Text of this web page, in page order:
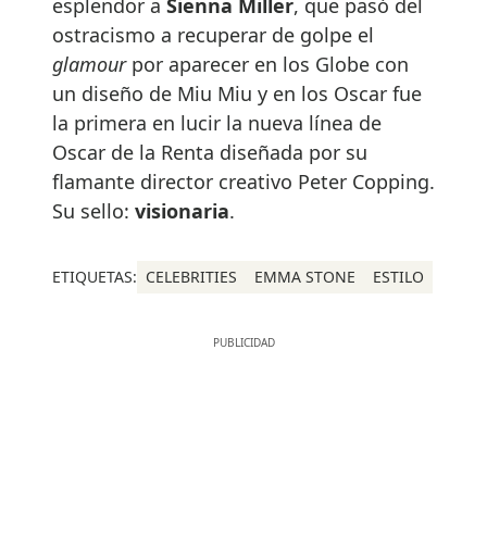
esplendor a Sienna Miller, que pasó del
ostracismo a recuperar de golpe el
glamourpor aparecer en los Globe con
un diseño de Miu Miu y en los Oscar fue
la primera en lucir la nueva línea de
Oscar de la Renta diseñada por su
flamante director creativo Peter Copping.
Su sello: visionaria.
ETIQUETAS: CELEBRITIES EMMA STONE ESTILO